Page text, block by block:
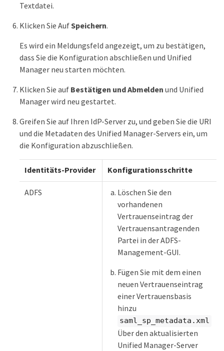
Textdatei.
Klicken Sie AufSpeichern.
Es wird ein Meldungsfeld angezeigt, um zu bestätigen,
dass Sie die Konfiguration abschließen und Unified
Manager neu starten möchten.
Klicken Sie auf Bestätigen und Abmelden und Unified
Manager wird neu gestartet.
Greifen Sie auf Ihren IdP-Server zu, und geben Sie die URI
und die Metadaten des Unified Manager-Servers ein, um
die Konfiguration abzuschließen.
Identitäts-Provider Konfigurationsschritte
ADFS
Löschen Sie den
vorhandenen
Vertrauenseintrag der
Vertrauensantragenden
Partei in der ADFS-
Management-GUI.
Fügen Sie mit dem einen
neuen Vertrauenseintrag
einer Vertrauensbasis
hinzu
saml_sp_metadata.xml
Über den aktualisierten
Unified Manager-Server